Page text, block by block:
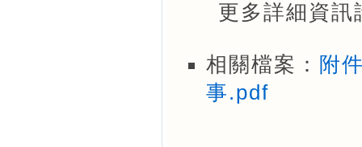
更多詳細資訊
相關檔案： 附
事.pdf